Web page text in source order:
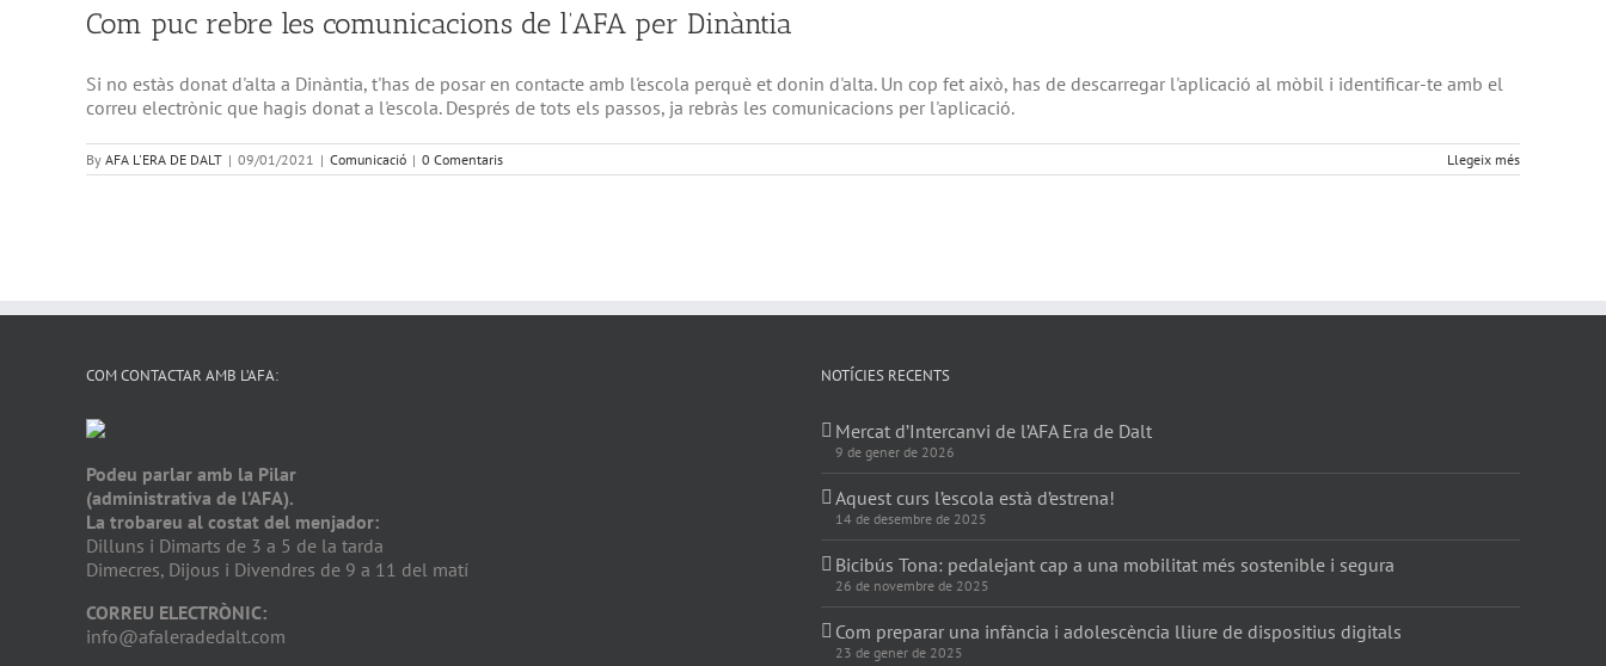
Com puc rebre les comunicacions de l’AFA per Dinàntia
Si no estàs donat d'alta a Dinàntia, t'has de posar en contacte amb l'escola perquè et donin d'alta. Un cop fet això, has de descarregar l'aplicació al mòbil i identificar-te amb el
correu electrònic que hagis donat a l'escola. Després de tots els passos, ja rebràs les comunicacions per l'aplicació.
By AFA L'ERA DE DALT | 09/01/2021 | Comunicació | 0 Comentaris Llegeix més
COM CONTACTAR AMB L’AFA:
Podeu parlar amb la Pilar
(administrativa de l’AFA).
La trobareu al costat del menjador:
Dilluns i Dimarts de 3 a 5 de la tarda
Dimecres, Dijous i Divendres de 9 a 11 del matí
CORREU ELECTRÒNIC:
info@afaleradedalt.com
NOTÍCIES RECENTS
Mercat d’Intercanvi de l’AFA Era de Dalt
9 de gener de 2026
Aquest curs l’escola està d’estrena!
14 de desembre de 2025
Bicibús Tona: pedalejant cap a una mobilitat més sostenible i segura
26 de novembre de 2025
Com preparar una infància i adolescència lliure de dispositius digitals
23 de gener de 2025